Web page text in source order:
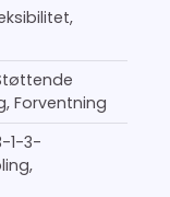
Forventning
1-3-